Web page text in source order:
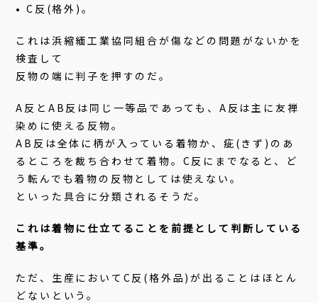
• C反(格外)。
これは浜縮緬工業協同組合が傷などの問題がないかを
検査して
反物の端に判子を押すのだ。
A反とAB反は同じ一等品であっても、A反は主に友禅
染めに使える反物。
AB反は全体に柄が入っている着物か、疵(きず)のあ
るところを裁ち合わせて着物。C反にまでなると、ど
う転んでも着物の反物としては使えない。
といった具合に分類されるそうだ。
これは着物に仕立てることを前提として判断している
基準。
ただ、生産においてC反(格外品)が出ることはほとん
どないという。